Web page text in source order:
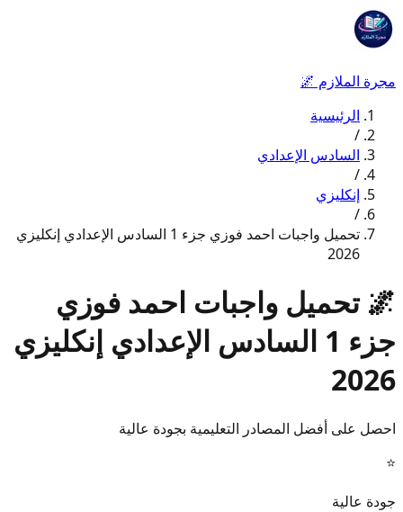
مجرة الملازم 🌌
الرئيسية
/
السادس الإعدادي
/
إنكليزي
/
تحميل واجبات احمد فوزي جزء 1 السادس الإعدادي إنكليزي
2026
🌌 تحميل واجبات احمد فوزي
جزء 1 السادس الإعدادي إنكليزي
2026
احصل على أفضل المصادر التعليمية بجودة عالية
⭐
جودة عالية